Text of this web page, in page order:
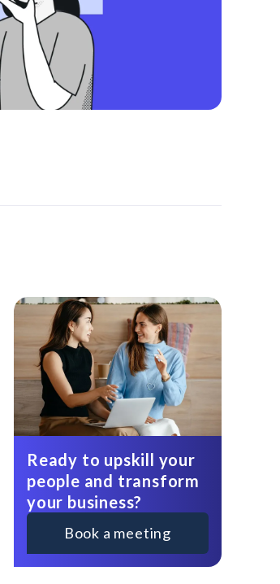
Ready to upskill your
people and transform
your business?
Book a meeting